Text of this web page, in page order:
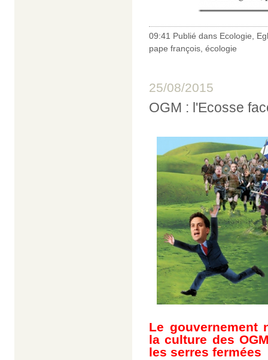
09:41 Publié dans Ecologie
pape françois écologie
25/08/2015
OGM : l'Ecosse
Le gouvernement
la culture des
les serres fermées